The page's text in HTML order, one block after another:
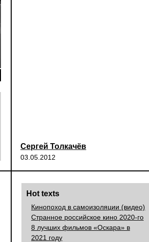
Сергей Толкачёв
03.05.2012
Hot texts
Кинопоход в самоизоляции (видео)
Странное российское кино 2020-го
8 лучших фильмов «Оскара» в
2021 году